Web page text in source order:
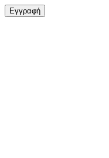
Εγγραφή